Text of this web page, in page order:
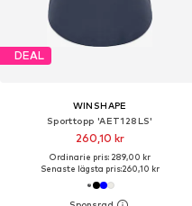
DEAL
WINSHAPE
Sporttopp 'AET128LS'
260,10 kr
Ordinarie pris: 289,00 kr
Senaste lägsta pris:260,10 kr